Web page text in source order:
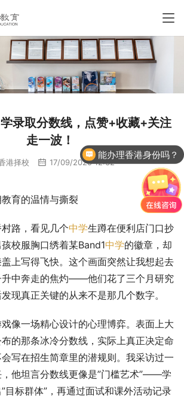
录取分数线，点赞+收藏+关注
走一波！
港择校 17/09/2025 12:32
育的温情与撕裂
路，看见几个中学生蹲在便利店门口抄
校服胸口绣着某Band1中学的徽章，却
上写得飞快。这个画面突然让我想起去
升中奔走的焦灼——他们花了三个月研究
现真正关键的从来不是那几个数字。
像一场精心设计的心理博弈。表面上大
的那条冰冷分数线，实际上真正决定命
写在招生简章里的潜规则。我采访过一
他坦言分数线更像是”门槛艺术”——学
目标群体”，再通过面试和课外活动记录
能办理香港身份吗？